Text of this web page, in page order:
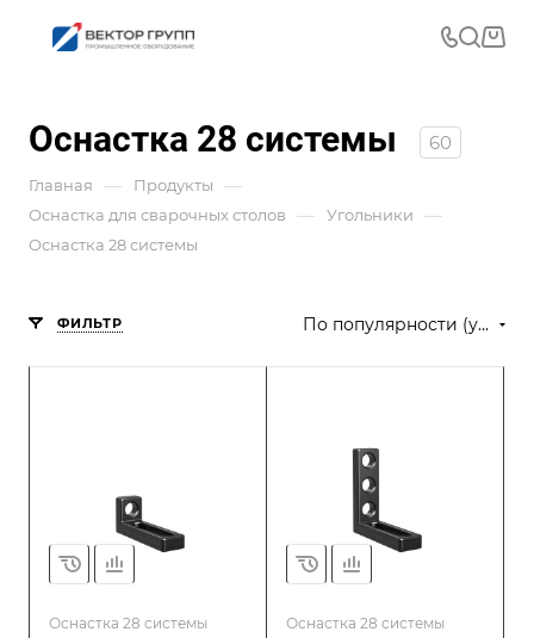
Оснастка 28 системы 60
Главная — Продукты —
Оснастка для сварочных столов — Угольники —
Оснастка 28 системы
ФИЛЬТР По популярности (убывание)
Оснастка 28 системы Оснастка 28 системы